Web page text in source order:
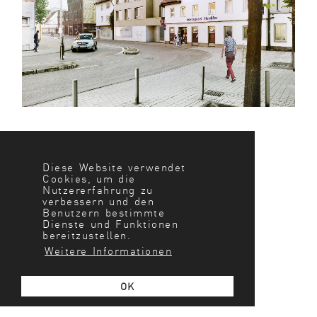
Diese Website verwendet
Cookies, um die
Nutzererfahrung zu
verbessern und den
Benutzern bestimmte
Dienste und Funktionen
bereitzustellen.
Weitere Informationen
OK
WOHNGRUPPE LINDENHOF